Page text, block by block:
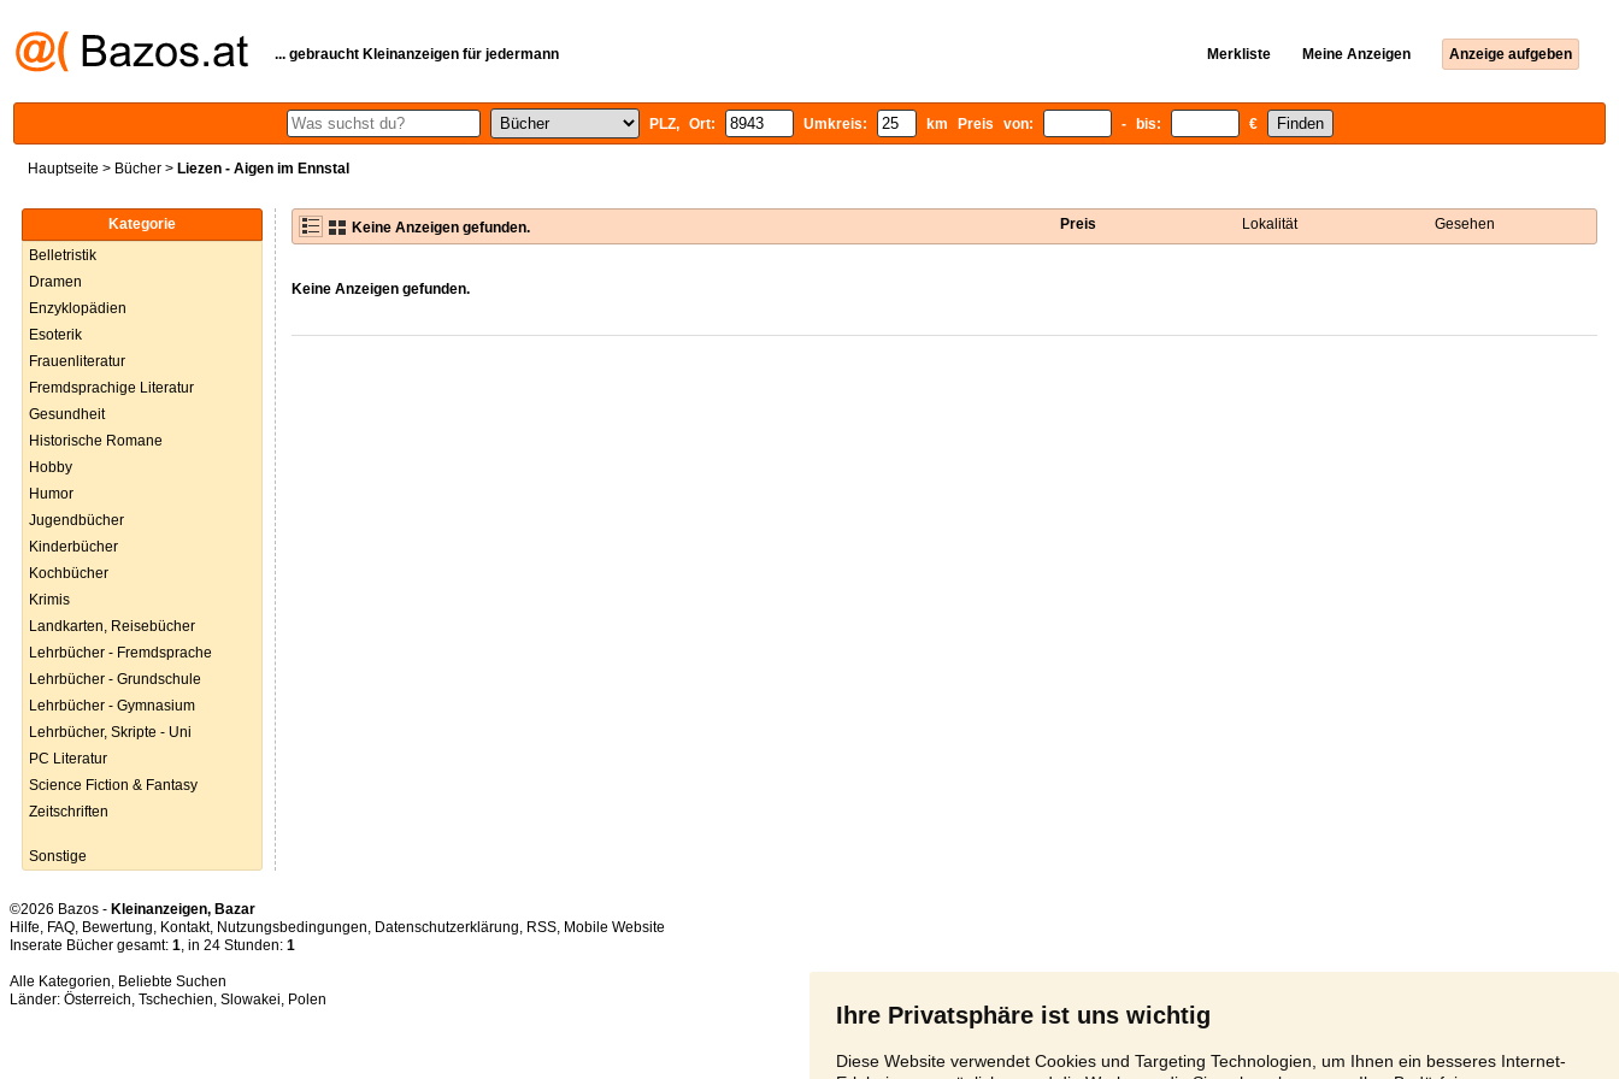
Ihre Privatsphäre ist uns wichtig
Diese Website verwendet Cookies und Targeting Technologien, um Ihnen ein besseres Internet-
... gebraucht Kleinanzeigen für jedermann Merkliste Meine Anzeigen Anzeige aufgeben
PLZ, Ort: Umkreis: km Preis von: - bis: €
Hauptseite > Bücher > Liezen - Aigen im Ennstal
Kategorie
Belletristik
Dramen
Enzyklopädien
Esoterik
Frauenliteratur
Fremdsprachige Literatur
Gesundheit
Historische Romane
Hobby
Humor
Jugendbücher
Kinderbücher
Kochbücher
Krimis
Landkarten, Reisebücher
Lehrbücher - Fremdsprache
Lehrbücher - Grundschule
Lehrbücher - Gymnasium
Lehrbücher, Skripte - Uni
PC Literatur
Science Fiction & Fantasy
Zeitschriften
Sonstige
Keine Anzeigen gefunden. Preis Lokalität Gesehen
Keine Anzeigen gefunden.
©2026 Bazos - Kleinanzeigen, Bazar
Hilfe, FAQ, Bewertung, Kontakt, Nutzungsbedingungen, Datenschutzerklärung, RSS,
Inserate Bücher gesamt: 1, in 24 Stunden: 1
Alle Kategorien, Beliebte Suchen
Länder: Österreich, Tschechien, Slowakei, Polen